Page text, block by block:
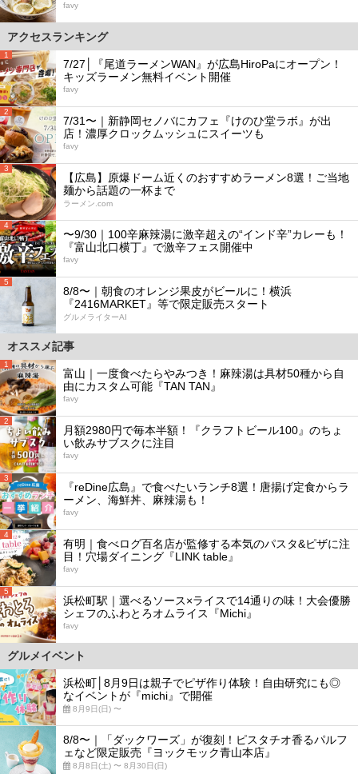
favy
アクセスランキング
1
7/27│『尾道ラーメンWAN』が広島HiroPaにオープン！
キッズラーメン無料イベント開催
favy
2
7/31〜｜新静岡セノバにカフェ『けのひ堂ラボ』が出
店！濃厚クロックムッシュにスイーツも
favy
3
【広島】原爆ドーム近くのおすすめラーメン8選！ご当地
麺から話題の一杯まで
ラーメン.com
4
〜9/30｜100辛麻辣湯に激辛超えの“インド辛”カレーも！
『富山北口横丁』で激辛フェス開催中
favy
5
8/8〜｜朝食のオレンジ果皮がビールに！横浜
『2416MARKET』等で限定販売スタート
グルメライターAI
オススメ記事
1
富山｜一度食べたらやみつき！麻辣湯は具材50種から自
由にカスタム可能『TAN TAN』
favy
2
月額2980円で毎本半額！『クラフトビール100』のちょ
い飲みサブスクに注目
favy
3
『reDine広島』で食べたいランチ8選！唐揚げ定食からラ
ーメン、海鮮丼、麻辣湯も！
favy
4
有明｜食べログ百名店が監修する本気のパスタ&ピザに注
目！穴場ダイニング『LINK table』
favy
5
浜松町駅｜選べるソース×ライスで14通りの味！大会優勝
シェフのふわとろオムライス『Michi』
favy
グルメイベント
浜松町│8月9日は親子でピザ作り体験！自由研究にも◎
なイベントが『michi』で開催
8月9日(日) 〜
8/8〜｜「ダックワーズ」が復刻！ピスタチオ香るパルフ
ェなど限定販売『ヨックモック青山本店』
8月8日(土) 〜 8月30日(日)